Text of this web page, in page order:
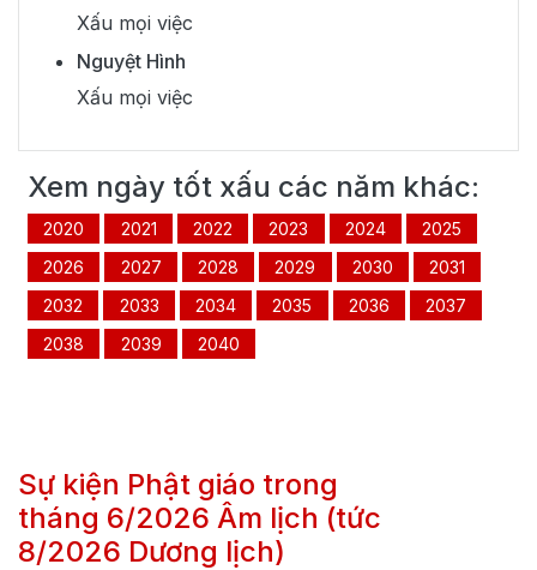
Xấu mọi việc
Nguyệt Hình
Xấu mọi việc
Xem ngày tốt xấu các năm khác:
2020 2021 2022 2023 2024
2025
2026
2027 2028 2029 2030
2031
2032
2033 2034 2035 2036
2037
2038
2039 2040
Sự kiện Phật giáo trong
tháng 6/2026 Âm lịch (tức
8/2026 Dương lịch)